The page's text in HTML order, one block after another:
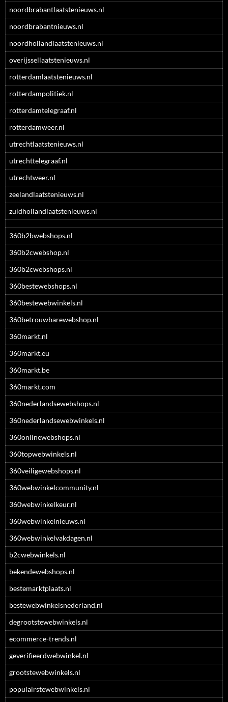
noordbrabantlaatstenieuws.nl
noordbrabantnieuws.nl
noordhollandlaatstenieuws.nl
overijssellaatstenieuws.nl
rotterdamlaatstenieuws.nl
rotterdampolitiek.nl
rotterdamtelegraaf.nl
rotterdamweer.nl
utrechtlaatstenieuws.nl
utrechttelegraaf.nl
utrechtweer.nl
zeelandlaatstenieuws.nl
zuidhollandlaatstenieuws.nl
360b2bwebshops.nl
360b2cwebshop.nl
360b2cwebshops.nl
360bestewebshops.nl
360bestewebwinkels.nl
360betrouwbarewebshop.nl
360markt.nl
360markt.eu
360markt.be
360markt.com
360nederlandsewebshops.nl
360nederlandsewebwinkels.nl
360onlinewebshops.nl
360topwebwinkels.nl
360veiligewebshops.nl
360webwinkelcommunity.nl
360webwinkelkeur.nl
360webwinkelnieuws.nl
360webwinkelvakdagen.nl
b2cwebwinkels.nl
bekendewebshops.nl
bestemarktplaats.nl
bestewebwinkelsnederland.nl
degrootstewebwinkels.nl
ecommerce-trends.nl
geverifieerdwebwinkel.nl
grootstewebwinkels.nl
populairstewebwinkels.nl